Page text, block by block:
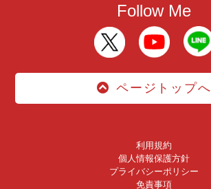
Follow Me
ページトップへ
利用規約
個人情報保護方針
プライバシーポリシー
免責事項